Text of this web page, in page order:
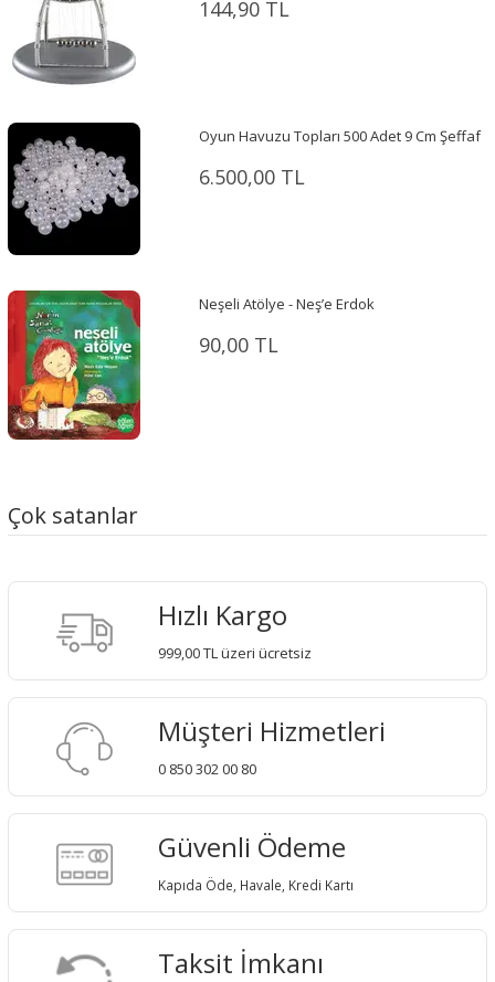
144,90 TL
Oyun Havuzu Topları 500 Adet 9 Cm Şeffaf
6.500,00 TL
Neşeli Atölye - Neş’e Erdok
90,00 TL
Çok satanlar
Hızlı Kargo
999,00 TL üzeri ücretsiz
Müşteri Hizmetleri
0 850 302 00 80
Güvenli Ödeme
Kapıda Öde, Havale, Kredi Kartı
Taksit İmkanı